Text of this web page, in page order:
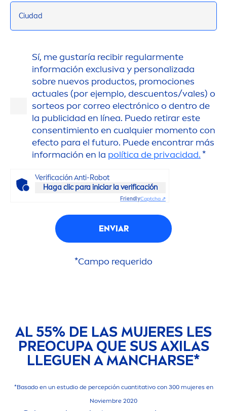
Ciudad
Sí, me gustaría recibir regularmente
información exclusiva y personalizada
sobre nuevos productos, promociones
actuales (por ejemplo, descuentos/vales) o
sorteos por correo electrónico o dentro de
la publicidad en línea. Puedo retirar este
consentimiento en cualquier momento con
efecto para el futuro. Puede encontrar más
información en la política de privacidad.*
Verificación Anti-Robot
Haga clic para iniciar la verificación
FriendlyCaptcha ⇗
ENVIAR
*Campo requerido
AL 55% DE LAS MUJERES LES
PREOCUPA QUE SUS AXILAS
LLEGUEN A MANCHARSE*
*Basado en un estudio de percepción cuantitativo con 300 mujeres en
Noviembre 2020